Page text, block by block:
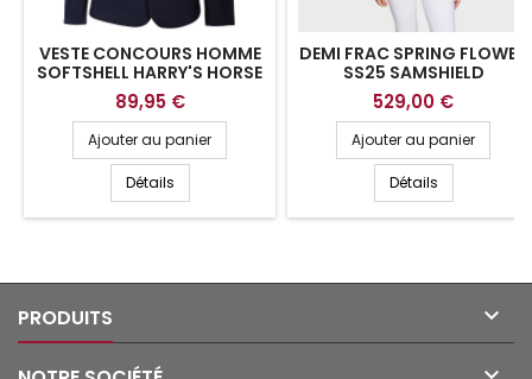
VESTE CONCOURS HOMME
SOFTSHELL HARRY'S HORSE
89,95 €
Ajouter au panier
Détails
DEMI FRAC SPRING FLOWER
SS25 SAMSHIELD
529,00 €
Ajouter au panier
Détails
PRODUITS 